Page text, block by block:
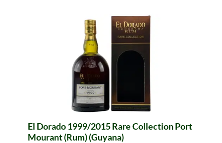
El Dorado 1999/2015 Rare Collection Port
Mourant (Rum) (Guyana)